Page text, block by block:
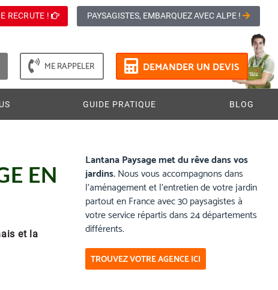
RECRUTE ! PAYSAGISTES, EMBARQUEZ AVEC ALPE !
ME RAPPELER DEMANDER UN DEVIS
GUIDE PRATIQUE BLOG
EN
et la
Lantana Paysage met du rêve dans vos
jardins.Nous vous accompagnons dans
l’aménagement et l’entretien de votre jardin
partout en France avec 30 paysagistes à
votre service répartis dans 24 départements
différents.
TROUVEZ VOTRE AGENCE ICI